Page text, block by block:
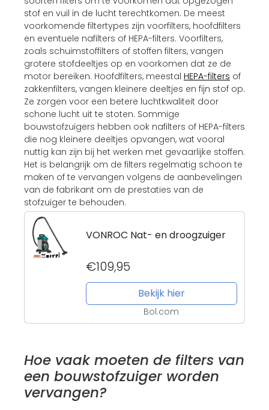
stof en vuil in de lucht terechtkomen. De meest
voorkomende filtertypes zijn voorfilters, hoofdfilters
en eventuele nafilters of HEPA-filters. Voorfilters,
zoals schuimstoffilters of stoffen filters, vangen
grotere stofdeeltjes op en voorkomen dat ze de
motor bereiken. Hoofdfilters, meestal HEPA-filters of
zakkenfilters, vangen kleinere deeltjes en fijn stof op.
Ze zorgen voor een betere luchtkwaliteit door
schone lucht uit te stoten. Sommige
bouwstofzuigers hebben ook nafilters of HEPA-filters
die nog kleinere deeltjes opvangen, wat vooral
nuttig kan zijn bij het werken met gevaarlijke stoffen.
Het is belangrijk om de filters regelmatig schoon te
maken of te vervangen volgens de aanbevelingen
van de fabrikant om de prestaties van de
stofzuiger te behouden.
VONROC Nat- en droogzuiger
€109,95
Bekijk hier
Bol.com
Hoe vaak moeten de filters van
een bouwstofzuiger worden
vervangen?